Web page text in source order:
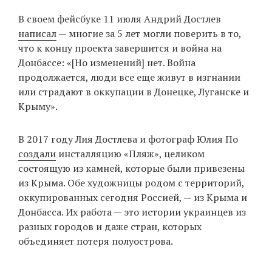
В своем фейсбуке 11 июля Андрий Достлев
написал— многие за 5 лет могли поверить в то,
что к концу проекта завершится и война на
Донбассе: «[Но изменений] нет. Война
продолжается, люди все еще живут в изгнании
или страдают в оккупации в Донецке, Луганске и
Крыму».
В 2017 году Лия Достлева и фотограф Юлия По
создали инсталляцию «Пляж», целиком
состоящую из камней, которые были привезены
из Крыма. Обе художницы родом с территорий,
оккупированных сегодня Россией, — из Крыма и
Донбасса. Их работа — это истории украинцев из
разных городов и даже стран, которых
объединяет потеря полуострова.